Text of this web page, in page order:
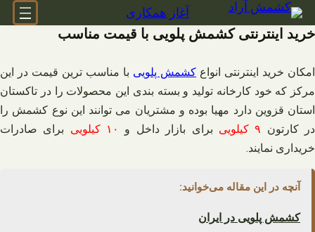
رفتن
به
محتوا
آغاز همکاری
خرید اینترنتی کشمش پلویی با قیمت مناسب
امکان خرید اینترنتی انواع کشمش پلویی با مناسب ترین قیمت در این
مرکز که خود کارخانه تولید و بسته بندی این محصولات را در تاکستان
استان قزوین دارد مهیا بوده و مشتریان می توانند این نوع کشمش را
در کارتون ۹ کیلویی برای بازار داخل و ۱۰ کیلویی
برای صادرات
خریداری نمایند.
آنچه در این مقاله می‌خوانید:
کشمش پلویی در ایران